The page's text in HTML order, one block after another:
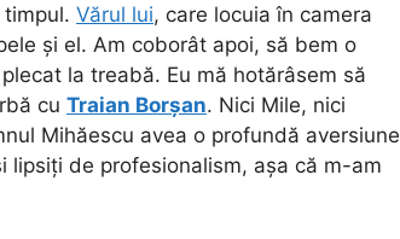
Vărul lui, care locuia în camera
și el. Am coborât apoi, să bem o
la treabă. Eu mă hotărâsem să
cu Traian Borșan. Nici Mile, nici
Mihăescu avea o profundă aversiune
de profesionalism, așa că m-am